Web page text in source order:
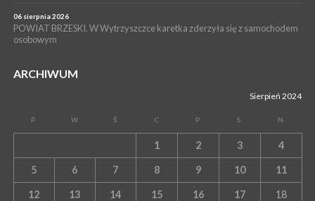
06 sierpnia 2026
POWIAT BRZESKI. W Wytrzyszczce karetka zderzyła się z samochodem
osobowym
ARCHIWUM
Sierpień 2024
P W Ś C P S N
1 2 3 4
5 6 7 8 9 10 11
12 13 14 15 16 17 18